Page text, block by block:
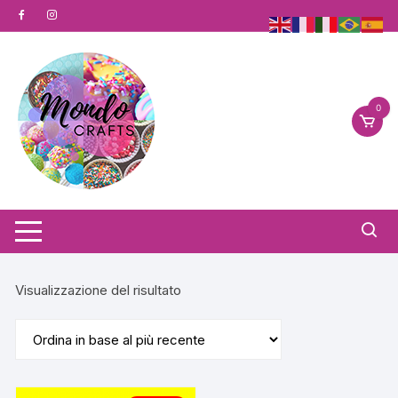
al
0
Visualizzazione del risultato